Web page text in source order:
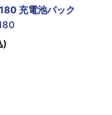
充電池パック
)